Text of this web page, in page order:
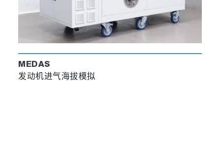
MEDAS
发动机进气海拔模拟